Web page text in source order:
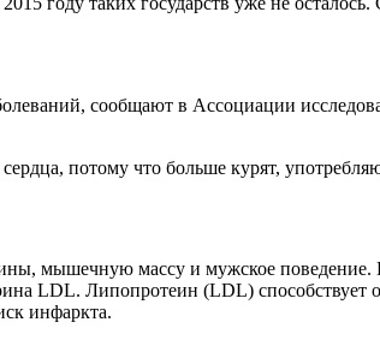
сообщают в Ассоциации
потому что больше курят,
массу и мужское поведение.
LDL. Липопротеин (LDL)
инфаркта.